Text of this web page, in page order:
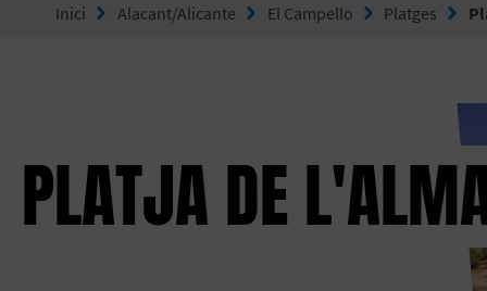
Inici Alacant/Alicante El Campello Platges
PLATJA DE